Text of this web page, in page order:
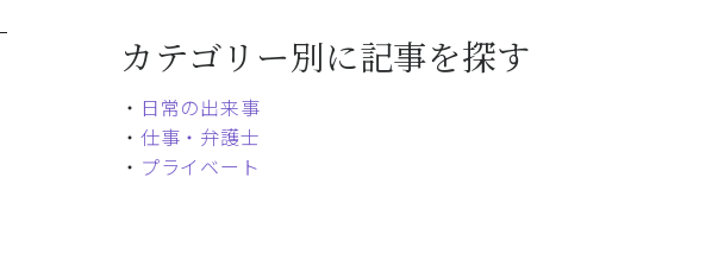
カテゴリー別に記事を探す
・ 日常の出来事
・ 仕事・弁護士
・ プライベート